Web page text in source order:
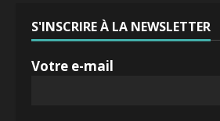
S'INSCRIRE À LA NEWSLETTER
Votre e-mail